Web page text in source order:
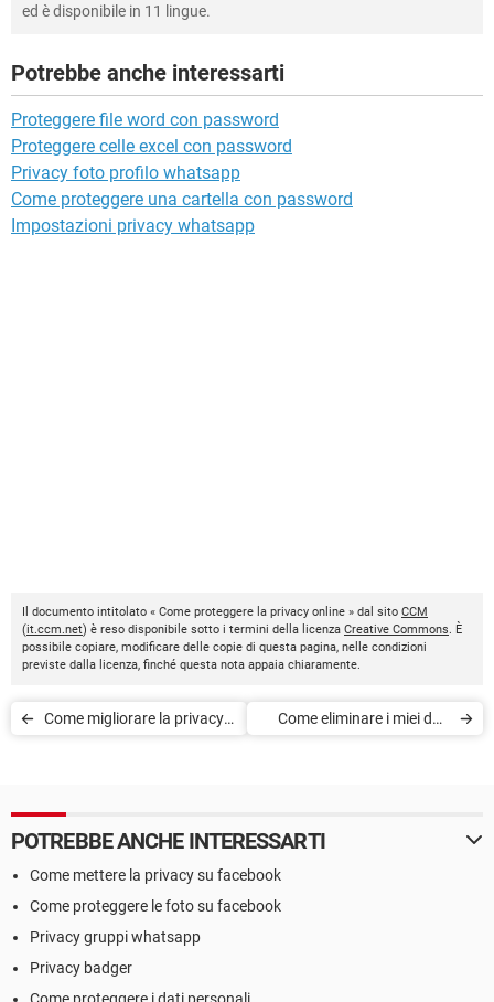
ed è disponibile in 11 lingue.
Potrebbe anche interessarti
Proteggere file word con password
Proteggere celle excel con password
Privacy foto profilo whatsapp
Come proteggere una cartella con password
Impostazioni privacy whatsapp
Il documento intitolato « Come proteggere la privacy online » dal sito CCM
(it.ccm.net) è reso disponibile sotto i termini della licenza Creative Commons . È
possibile copiare, modificare delle copie di questa pagina, nelle condizioni
previste dalla licenza, finché questa nota appaia chiaramente.
Come migliorare la privacy e
Come eliminare i miei dati
POTREBBE ANCHE INTERESSARTI
Come mettere la privacy su facebook
Come proteggere le foto su facebook
Privacy gruppi whatsapp
Privacy badger
Come proteggere i dati personali